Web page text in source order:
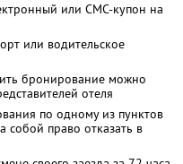
или СМС-купон на
или водительское
бронирование можно
отеля
по одному из пунктов
собой право отказать в